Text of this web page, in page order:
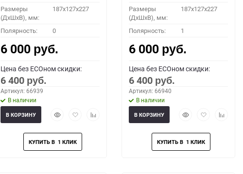
Размеры
(ДхШхВ), мм:
187x127x227
Полярность: 0
6 000 руб.
Цена без ECOном скидки:
6 400 руб.
Артикул: 66939
В наличии
БыстрыйДобавить
избранное
Добавить
В КОРЗИНУ
Размеры
(ДхШхВ), мм:
187x127x227
Полярность: 1
6 000 руб.
Цена без ECOном скидки:
6 400 руб.
Артикул: 66940
В наличии
БыстрыйДобавить
избранное
Добавить
В КОРЗИНУ